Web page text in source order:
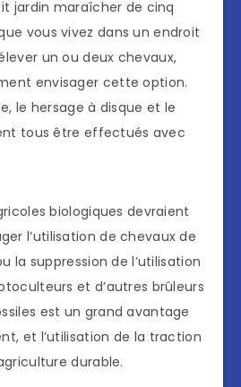
jardin maraîcher de cinq
vous vivez dans un endroit
un ou deux chevaux,
envisager cette option.
le hersage à disque et le
tous être effectués avec
biologiques devraient
l’utilisation de chevaux de
la suppression de l’utilisation
et d’autres brûleurs
est un grand avantage
et l’utilisation de la traction
durable.